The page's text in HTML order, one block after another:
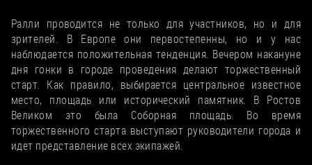
Ралли проводится не только для участников, но и для
зрителей. В Европе они первостепенны, но и у нас
наблюдается положительная тенденция. Вечером накануне
дня гонки в городе проведения делают торжественный
старт. Как правило, выбирается центральное известное
место, площадь или исторический памятник. В Ростов
Великом это была Соборная площадь. Во время
торжественного старта выступают руководители города и
идет представление всех экипажей.